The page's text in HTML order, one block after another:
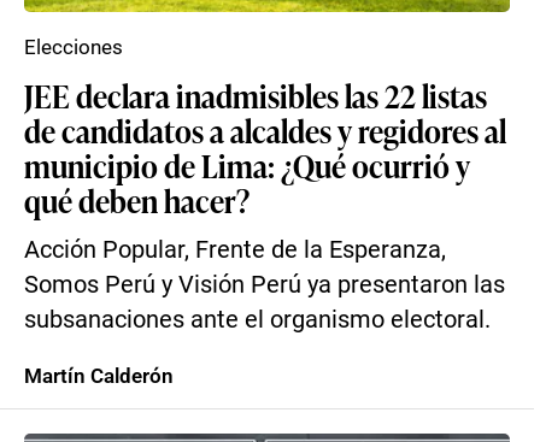
JEE declara inadmisibles las 22 listas
de candidatos a alcaldes y regidores al
municipio de Lima: ¿Qué ocurrió y
qué deben hacer?
Acción Popular, Frente de la Esperanza,
Somos Perú y Visión Perú ya presentaron las
subsanaciones ante el organismo electoral.
Elecciones
Martín Calderón